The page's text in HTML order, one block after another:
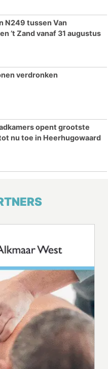
N249 tussen Van
’t Zand vanaf 31 augustus
verdronken
opent grootste
nu toe in Heerhugowaard